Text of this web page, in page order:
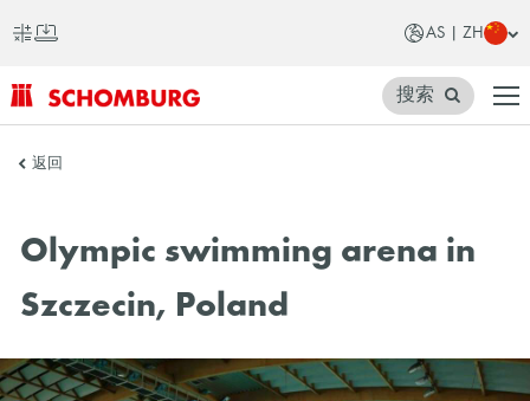
AS | ZH
SCHOMBURG
洲
搜索
返回
Olympic swimming arena in
Szczecin, Poland